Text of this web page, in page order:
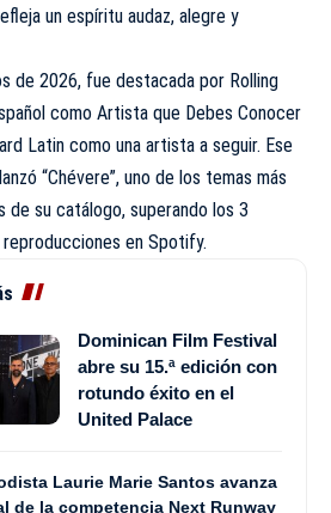
un espíritu audaz, alegre y
de 2026, fue destacada por Rolling
como Artista que Debes Conocer
Latin como una artista a seguir. Ese
“Chévere”, uno de los temas más
de su catálogo, superando los 3
en Spotify.
Dominican Film Festival
abre su 15.ª edición con
rotundo éxito en el
United Palace
Laurie Marie Santos avanza
de la competencia Next Runway